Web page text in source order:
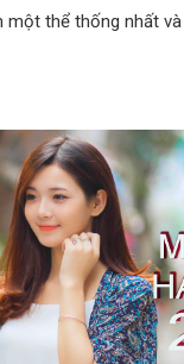
một thể thống nhất và